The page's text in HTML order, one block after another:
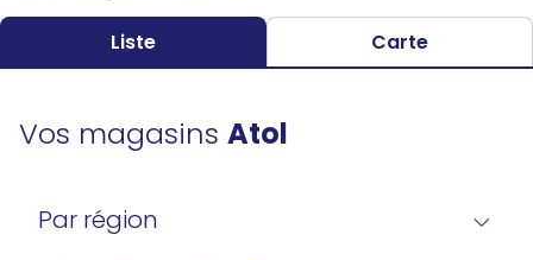
Liste Carte
Vos magasins Atol
Par région